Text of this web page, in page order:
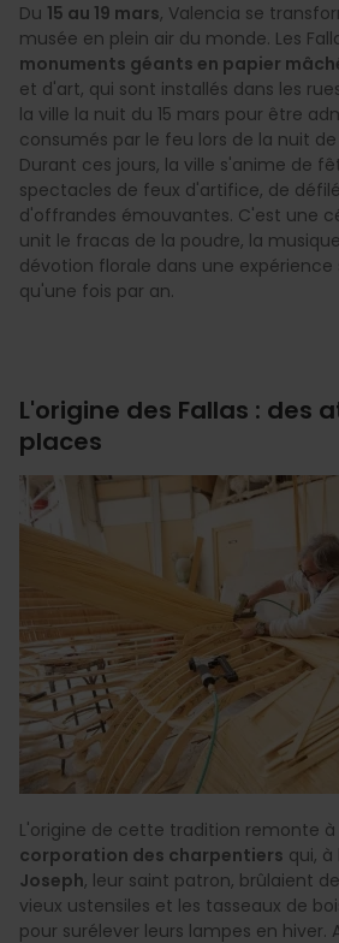
Du 15 au 19 mars, Valencia se
musée en plein air du monde. Les
monuments géants en papier
et d'art, qui sont installés dans les
la ville la nuit du 15 mars pour être
consumés par le feu lors de la nuit
Durant ces jours, la ville s'anime de
spectacles de feux d'artifice, de
d'offrandes émouvantes. C'est une
unit le fracas de la poudre, la
dévotion florale dans une expérience
qu'une fois par an.
L'origine des Fallas : des
places
L'origine de cette tradition remonte à
corporation des charpentiers qui, à
Joseph, leur saint patron, brûlaient
vieux ustensiles et les tasseaux de
pour surélever leurs lampes en hiver.